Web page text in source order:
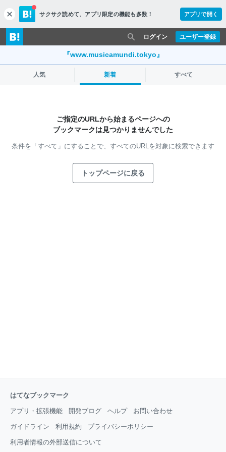
c
l
o
s
サクサク読めて、 アプリ限定の機能も多数！ アプリで開く
ユーザー登録
ログイン
『www.musicamundi.tokyo』
人気 新着 すべて
ご指定のURLから始まるページへの
ブックマークは見つかりませんでした
条件を「すべて」にすることで、 すべてのURLを対象に検索できます
トップページに戻る
はてなブックマーク
アプリ・拡張機能 開発ブログ ヘルプ お問い合わせ
ガイドライン 利用規約 プライバシーポリシー
利用者情報の外部送信について